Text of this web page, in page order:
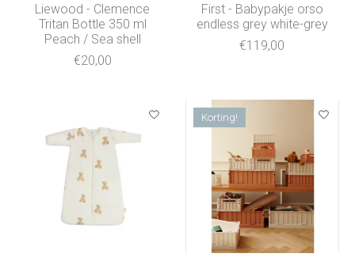
Liewood - Clemence
Tritan Bottle 350 ml
Peach / Sea shell
€20,00
First - Babypakje orso
endless grey white-grey
€119,00
Korting!